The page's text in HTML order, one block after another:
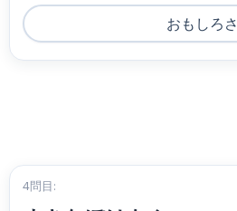
おもしろさ
4問目: